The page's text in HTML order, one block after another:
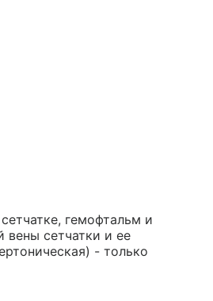
гемофтальм и
вены сетчатки и ее
- только